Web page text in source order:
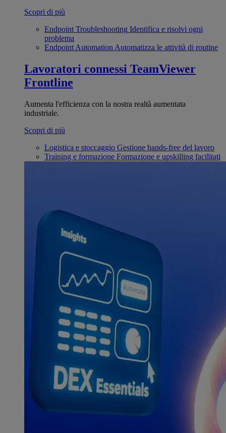
Scopri di più
Endpoint Troubleshooting Identifica e risolvi ogni
problema
Endpoint Automation Automatizza le attività di routine
Lavoratori connessi TeamViewer
Frontline
Aumenta l'efficienza con la nostra realtà aumentata
industriale.
Scopri di più
Logistica e stoccaggio Gestione hands-free del lavoro
Training e formazione Formazione e upskilling facilitati